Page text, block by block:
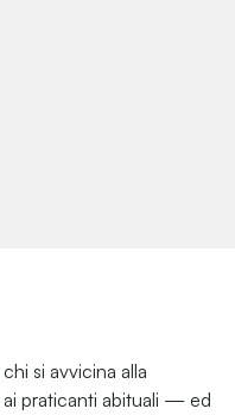
si avvicina alla
ai praticanti abituali — ed